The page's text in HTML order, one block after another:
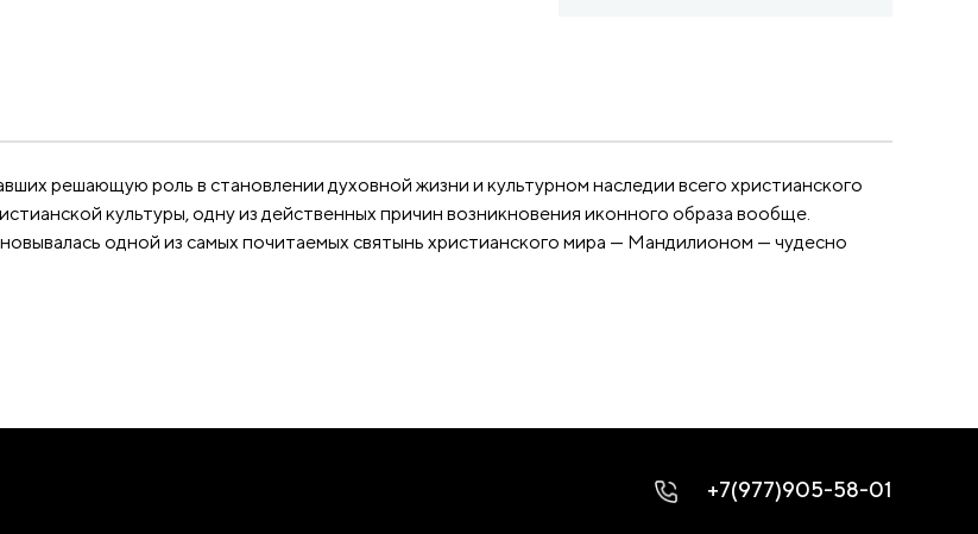
решающую роль в становлении духовной жизни и культурном наследии всего христианского
культуры, одну из действенных причин возникновения иконного образа вообще.
одной из самых почитаемых святынь христианского мира — Мандилионом — чудесно
+7(977)905-58-01